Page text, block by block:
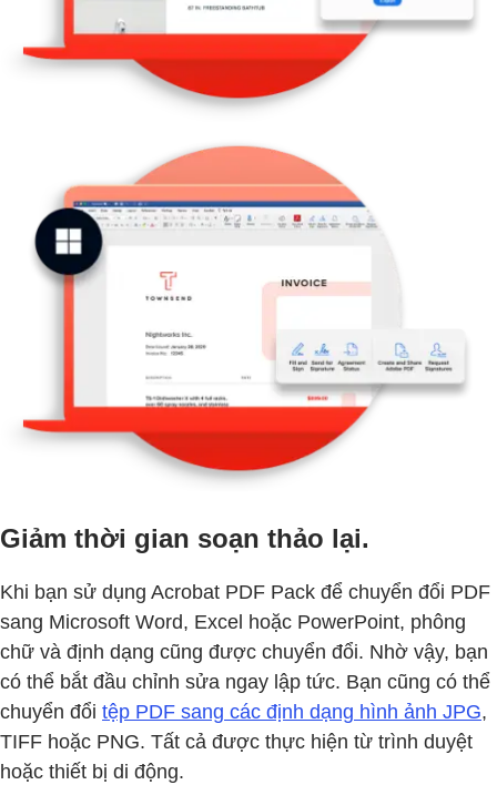
Giảm thời gian soạn thảo lại.
Khi bạn sử dụng Acrobat PDF Pack để chuyển đổi PDF
sang Microsoft Word, Excel hoặc PowerPoint, phông
chữ và định dạng cũng được chuyển đổi. Nhờ vậy, bạn
có thể bắt đầu chỉnh sửa ngay lập tức. Bạn cũng có thể
chuyển đổi tệp PDF sang các định dạng hình ảnh JPG,
TIFF hoặc PNG. Tất cả được thực hiện từ trình duyệt
hoặc thiết bị di động.